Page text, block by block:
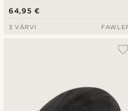
64,95 €
3 VÄRVI